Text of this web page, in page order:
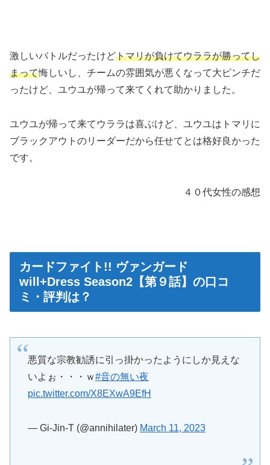
激しいバトルだったけどトマリが負けてウララが勝ってし
まって悔しいし、チームの雰囲気が悪くなって大ピンチだ
ったけど、ユウユが帰って来てくれて助かりました。
ユウユが帰って来てウララは喜ぶけど、ユウユはトマリに
ブラックアウトのリーダーだから任せてとは格好良かった
です。
４０代女性の感想
カードファイト!! ヴァンガード
will+Dress Season2【第９話】の口コ
ミ・評判は？
悪質な宗教勧誘に引っ掛かったようにしか見えな
いよぉ・・・ｗ
#音の無い夜
pic.twitter.com/X8EXwA9EfH
— Gi-Jin-T (@annihilater) March 11, 2023